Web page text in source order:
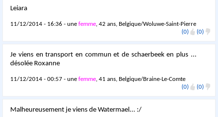
Leiara
11/12/2014 - 16:36 - unefemme, 42 ans, Belgique/Woluwe-Saint-Pierre
(0)
(0)
Je viens en transport en commun et de schaerbeek en plus ...
désolée Roxanne
11/12/2014 - 00:57 - unefemme, 41 ans, Belgique/Braine-Le-Comte
(0)
(0)
Malheureusement je viens de Watermael... :/